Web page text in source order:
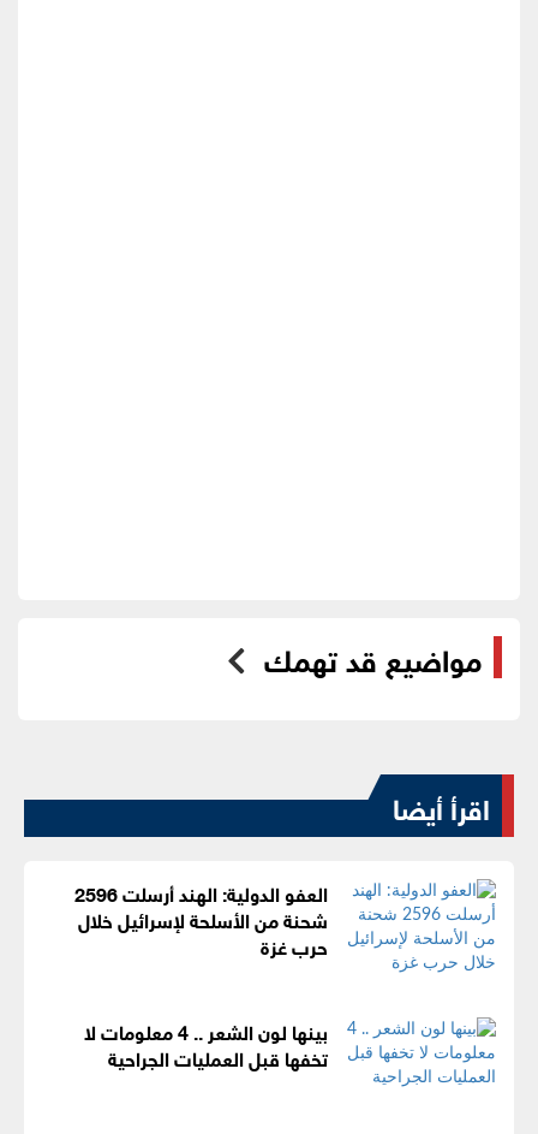
مواضيع قد تهمك
اقرأ أيضا
العفو الدولية: الهند أرسلت 2596
شحنة من الأسلحة لإسرائيل خلال
حرب غزة
بينها لون الشعر .. 4 معلومات لا
تخفها قبل العمليات الجراحية